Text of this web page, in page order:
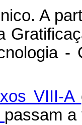
A
-
VIII-A
passam